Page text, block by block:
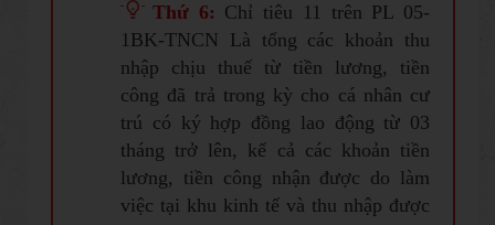
Thứ 6: Chỉ tiêu 11 trên PL 05-
1BK-TNCN Là tổng các khoản thu
nhập chịu thuế từ tiền lương, tiền
công đã trả trong kỳ cho cá nhân cư
trú có ký hợp đồng lao động từ 03
tháng trở lên, kể cả các khoản tiền
lương, tiền công nhận được do làm
việc tại khu kinh tế và thu nhập được